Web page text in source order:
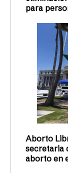
para
Aborto
secretaria
aborto en